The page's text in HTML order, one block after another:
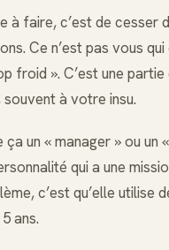
à faire, c’est de cesser
Ce n’est pas vous
froid ». C’est une partie
à votre insu.
ça un « manager » ou un
qui a une
c’est qu’elle utilise
ans.